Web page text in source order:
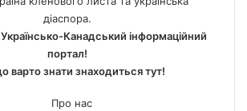
діаспора.
Канадський інформаційний
портал!
варто знати знаходиться тут!
Про нас